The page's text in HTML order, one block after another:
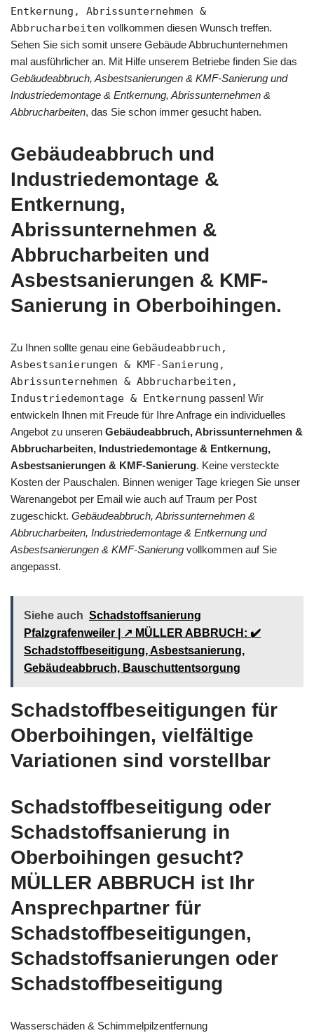
Entkernung, Abrissunternehmen &
Abbrucharbeiten vollkommen diesen Wunsch treffen.
Sehen Sie sich somit unsere Gebäude Abbruchunternehmen
mal ausführlicher an. Mit Hilfe unserem Betriebe finden Sie das
Gebäudeabbruch, Asbestsanierungen & KMF-Sanierung und
Industriedemontage & Entkernung, Abrissunternehmen &
Abbrucharbeiten, das Sie schon immer gesucht haben.
Gebäudeabbruch und
Industriedemontage &
Entkernung,
Abrissunternehmen &
Abbrucharbeiten und
Asbestsanierungen & KMF-
Sanierung in Oberboihingen.
Zu Ihnen sollte genau eine Gebäudeabbruch,
Asbestsanierungen & KMF-Sanierung,
Abrissunternehmen & Abbrucharbeiten,
Industriedemontage & Entkernung passen! Wir
entwickeln Ihnen mit Freude für Ihre Anfrage ein individuelles
Angebot zu unseren Gebäudeabbruch, Abrissunternehmen &
Abbrucharbeiten, Industriedemontage & Entkernung,
Asbestsanierungen & KMF-Sanierung. Keine versteckte
Kosten der Pauschalen. Binnen weniger Tage kriegen Sie unser
Warenangebot per Email wie auch auf Traum per Post
zugeschickt. Gebäudeabbruch, Abrissunternehmen &
Abbrucharbeiten, Industriedemontage & Entkernung und
Asbestsanierungen & KMF-Sanierung vollkommen auf Sie
angepasst.
Siehe auch Schadstoffsanierung
Pfalzgrafenweiler | ↗️ MÜLLER ABBRUCH: ✔️
Schadstoffbeseitigung, Asbestsanierung,
Gebäudeabbruch, Bauschuttentsorgung
Schadstoffbeseitigungen für
Oberboihingen, vielfältige
Variationen sind vorstellbar
Schadstoffbeseitigung oder
Schadstoffsanierung in
Oberboihingen gesucht?
MÜLLER ABBRUCH ist Ihr
Ansprechpartner für
Schadstoffbeseitigungen,
Schadstoffsanierungen oder
Schadstoffbeseitigung
Wasserschäden & Schimmelpilzentfernung